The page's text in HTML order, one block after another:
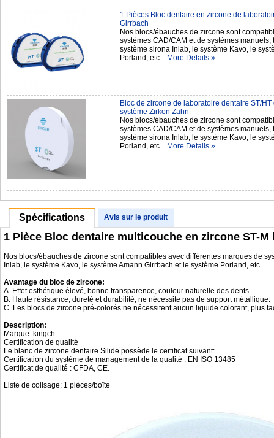
1 Pièces Bloc dentaire en zircone de
Girrbach
Nos blocs/ébauches de zircone sont
systèmes CAD/CAM et de systèmes
système sirona Inlab, le système Kavo, le
Porland, etc.
More Details »
Bloc de zircone de laboratoire dentaire ST/
système Zirkon Zahn
Nos blocs/ébauches de zircone sont
systèmes CAD/CAM et de systèmes
système sirona Inlab, le système Kavo, le
Porland, etc.
More Details »
Spécifications Avis sur le produit
1 Pièce Bloc dentaire multicouche en zircone ST-
Nos blocs/ébauches de zircone sont compatibles avec différentes marques de
Inlab, le système Kavo, le système Amann Girrbach et le système Porland, etc.
Avantage du bloc de zircone:
A. Effet esthétique élevé, bonne transparence, couleur naturelle des dents.
B. Haute résistance, dureté et durabilité, ne nécessite pas de support métallique.
C. Les blocs de zircone pré-colorés ne nécessitent aucun liquide colorant, plus
Description:
Marque :kingch
Certification de qualité
Le blanc de zircone dentaire Silide possède le certificat suivant:
Certification du système de management de la qualité : EN ISO 13485
Certificat de qualité : CFDA, CE.
Liste de colisage: 1 pièces/boîte